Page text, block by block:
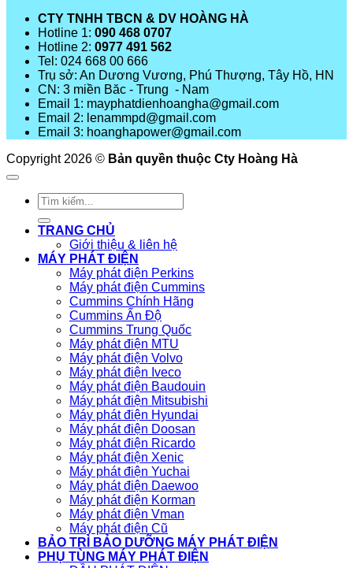
CTY TNHH TBCN & DV HOÀNG HÀ
Hotline 1: 090 468 0707
Hotline 2: 0977 491 562
Tel: 024 668 00 666
Trụ sở: An Dương Vương, Phú Thượng, Tây Hồ, HN
CN: 3 miền Băc - Trung - Nam
Email 1: mayphatdienhoangha@gmail.com
Email 2: lenammpd@gmail.com
Email 3: hoanghapower@gmail.com
Copyright 2026 © Bản quyền thuộc Cty Hoàng Hà
Tìm
kiếm:
TRANG CHỦ
Giới thiệu & liên hệ
MÁY PHÁT ĐIỆN
Máy phát điện Perkins
Máy phát điện Cummins
Cummins Chính Hãng
Cummins Ấn Độ
Cummins Trung Quốc
Máy phát điện MTU
Máy phát điện Volvo
Máy phát điện Iveco
Máy phát điện Baudouin
Máy phát điện Mitsubishi
Máy phát điện Hyundai
Máy phát điện Doosan
Máy phát điện Ricardo
Máy phát điện Xenic
Máy phát điện Yuchai
Máy phát điện Daewoo
Máy phát điện Korman
Máy phát điện Vman
Máy phát điện Cũ
BẢO TRÌ BẢO DƯỠNG MÁY PHÁT ĐIỆN
PHỤ TÙNG MÁY PHÁT ĐIỆN